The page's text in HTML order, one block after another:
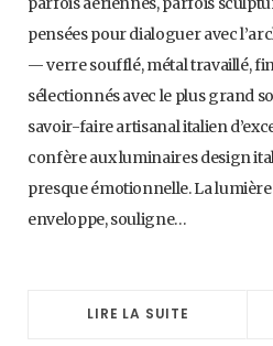
pensées pour dialoguer avec
— verre soufflé, métal travaillé,
sélectionnés avec le plus grand
savoir-faire artisanal italien
confère aux luminaires design
presque émotionnelle. La lumière
enveloppe, souligne…
LIRE LA SUITE